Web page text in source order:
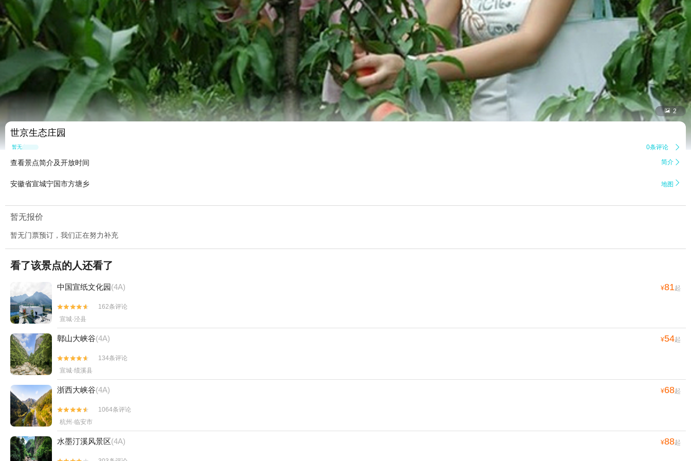
 2
世京生态庄园
暂无点评 0条评论 
查看景点简介及开放时间 简介 
安徽省宣城宁国市方塘乡 地图 
暂无报价
暂无门票预订，我们正在努力补充
看了该景点的人还看了
中国宣纸文化园(4A) ¥81起


162条评论
宣城·泾县
鄣山大峡谷(4A) ¥54起


134条评论
宣城·绩溪县
浙西大峡谷(4A) ¥68起


1064条评论
杭州·临安市
水墨汀溪风景区(4A) ¥88起